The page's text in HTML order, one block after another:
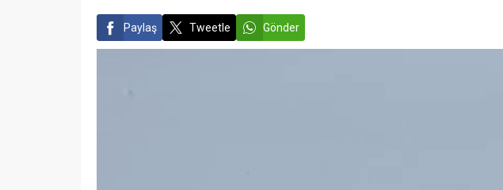
Paylaş Tweetle Gönder